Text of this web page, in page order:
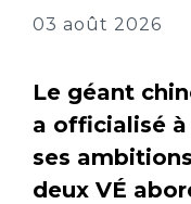
03 août 2026
Le géant
a officialisé
ses
deux VÉ